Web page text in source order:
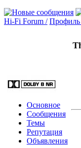
Hi-Fi Forum / Профиль
Основное
Сообщения
Темы
Репутация
Объявления